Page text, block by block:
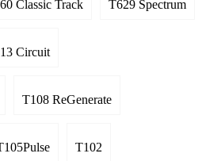
Classic Track T629 Spectrum
Circuit
T108 ReGenerate
T102